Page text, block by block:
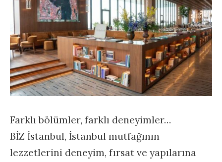
Farklı bölümler, farklı deneyimler…
BİZ İstanbul, İstanbul mutfağının
lezzetlerini deneyim, fırsat ve yapılarına